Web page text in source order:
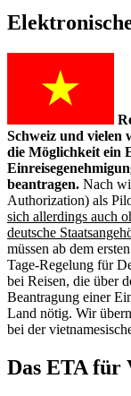
Schweiz und vielen
die Möglichkeit ein
beantragen. Nach
Authorization) als
sich allerdings auch
deutsche
müssen ab dem
Tage-Regelung für
bei Reisen, die über
Beantragung einer
Land nötig. Wir
bei der
Das ETA für